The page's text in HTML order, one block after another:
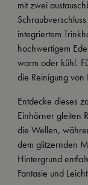
mit zwei
integriertem
hochwertigem
warm oder kühl.
die Reinigung von
Entdecke dieses
Einhörner gleiten
die Wellen,
dem glitzernden
Hintergrund
Fantasie und